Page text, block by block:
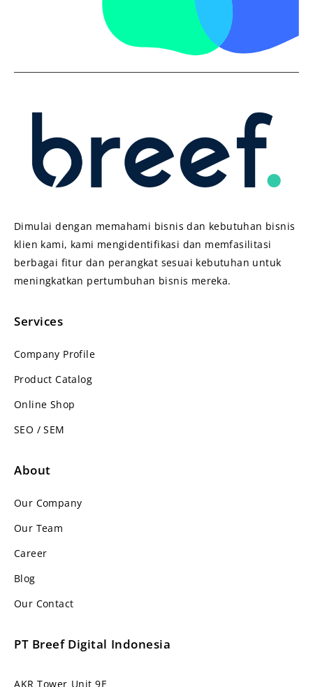
Dimulai dengan memahami bisnis dan kebutuhan bisnis
klien kami, kami mengidentifikasi dan memfasilitasi
berbagai fitur dan perangkat sesuai kebutuhan untuk
meningkatkan pertumbuhan bisnis mereka.
Services
Company Profile
Product Catalog
Online Shop
SEO / SEM
About
Our Company
Our Team
Career
Blog
Our Contact
PT Breef Digital Indonesia
AKR Tower Unit 9E